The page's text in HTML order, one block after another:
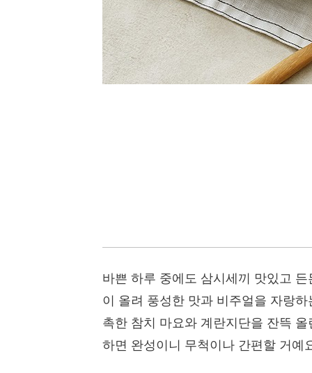
바쁜 하루 중에도 삼시세끼 맛있고
이 올려 풍성한 맛과 비주얼을 자랑
촉한 참치 마요와 계란지단을 잔뜩
하면 완성이니 무척이나 간편할 거예